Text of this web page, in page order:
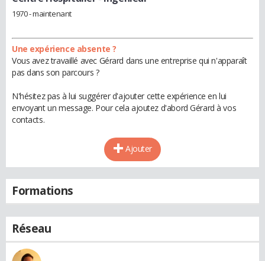
1970 - maintenant
Une expérience absente ?
Vous avez travaillé avec Gérard dans une entreprise qui n'apparaît
pas dans son parcours ?
N'hésitez pas à lui suggérer d'ajouter cette expérience en lui
envoyant un message. Pour cela ajoutez d'abord Gérard à vos
contacts.
Ajouter
Formations
Réseau